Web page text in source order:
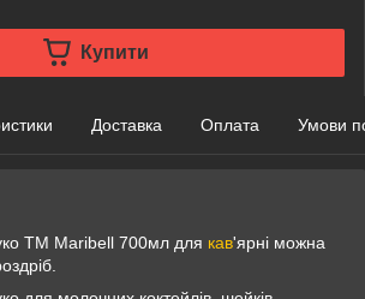
Купити
Доставка Оплата Умови
ТМ Maribell 700мл для кав'ярні можна